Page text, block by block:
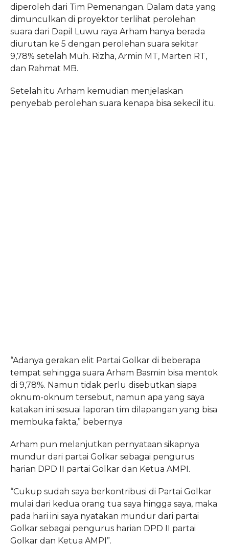
diperoleh dari Tim Pemenangan. Dalam data yang
dimunculkan di proyektor terlihat perolehan
suara dari Dapil Luwu raya Arham hanya berada
diurutan ke 5 dengan perolehan suara sekitar
9,78% setelah Muh. Rizha, Armin MT, Marten RT,
dan Rahmat MB.
Setelah itu Arham kemudian menjelaskan
penyebab perolehan suara kenapa bisa sekecil itu.
“Adanya gerakan elit Partai Golkar di beberapa
tempat sehingga suara Arham Basmin bisa mentok
di 9,78%. Namun tidak perlu disebutkan siapa
oknum-oknum tersebut, namun apa yang saya
katakan ini sesuai laporan tim dilapangan yang bisa
membuka fakta,” bebernya
Arham pun melanjutkan pernyataan sikapnya
mundur dari partai Golkar sebagai pengurus
harian DPD II partai Golkar dan Ketua AMPI.
“Cukup sudah saya berkontribusi di Partai Golkar
mulai dari kedua orang tua saya hingga saya, maka
pada hari ini saya nyatakan mundur dari partai
Golkar sebagai pengurus harian DPD II partai
Golkar dan Ketua AMPI”.